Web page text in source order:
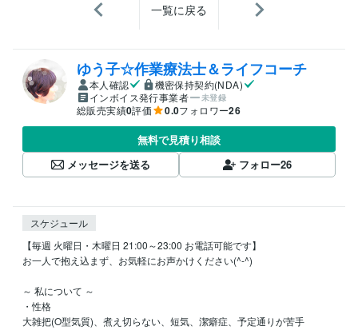
一覧に戻る
ゆう子☆作業療法士＆ライフコーチ
本人確認
機密保持契約(NDA)
インボイス発行事業者
未登録
総販売実績0評価 0.0フォロワー26
無料で見積り相談
メッセージを送る
フォロー26
スケジュール
【毎週 火曜日・木曜日 21:00～23:00 お電話可能です】
お一人で抱え込まず、お気軽にお声かけください(^-^)
～ 私について ～
・性格
大雑把(O型気質)、煮え切らない、短気、潔癖症、予定通りが苦手